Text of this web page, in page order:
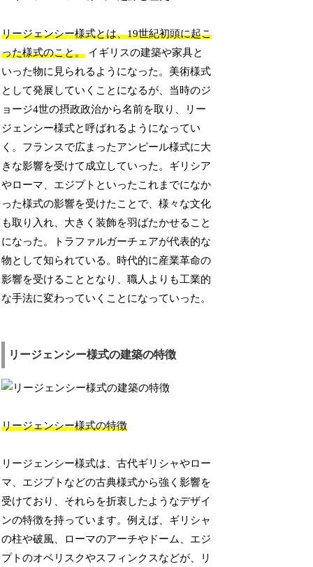
リージェンシー様式とは、19世紀初頭に起こ
った様式のこと。 イギリスの建築や家具と
いった物に見られるようになった。美術様式
として発展していくことになるが、当時のジ
ョージ4世の摂政政治から名前を取り、リー
ジェンシー様式と呼ばれるようになってい
く。フランスで広まったアンピール様式に大
きな影響を受けて成立していった。ギリシア
やローマ、エジプトといったこれまでになか
った様式の影響を受けたことで、様々な文化
も取り入れ、大きく装飾を羽ばたかせること
になった。トラファルガーチェアが代表的な
物として知られている。時代的に産業革命の
影響を受けることとなり、職人よりも工業的
な手法に変わっていくことになっていった。
リージェンシー様式の建築の特徴
リージェンシー様式の特徴
リージェンシー様式は、古代ギリシャやロー
マ、エジプトなどの古典様式から強く影響を
受けており、それらを折衷したようなデザイ
ンの特徴を持っています。例えば、ギリシャ
の柱や破風、ローマのアーチやドーム、エジ
プトのオベリスクやスフィンクスなどが、リ